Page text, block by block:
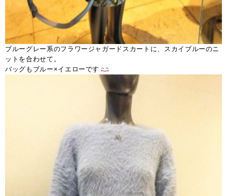
ブルーグレー系のフラワージャガードスカートに、スカイブルーのニ
ットを合わせて。
バッグもブルー×イエローです